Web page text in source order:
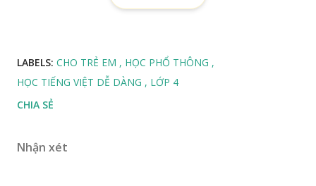
LABELS: CHO TRẺ EM
HỌC PHỔ THÔNG
HỌC TIẾNG VIỆT DỄ DÀNG
LỚP 4
CHIA SẺ
Nhận xét